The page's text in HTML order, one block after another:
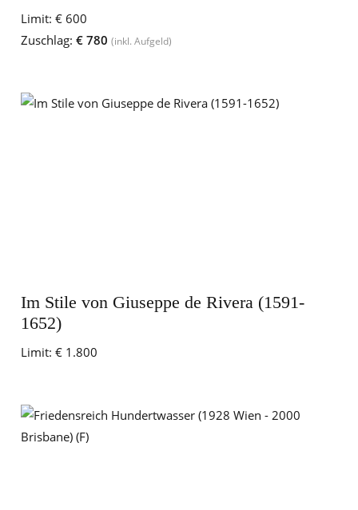
Limit: € 600
Zuschlag: € 780 (inkl. Aufgeld)
Im Stile von Giuseppe de Rivera (1591-
1652)
Limit: € 1.800